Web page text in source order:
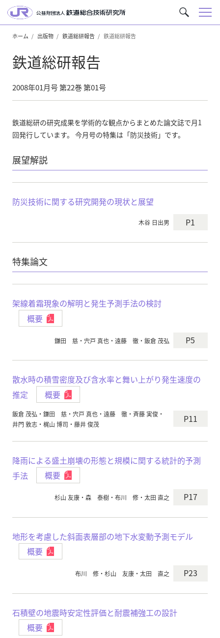
サ
イ
メ
ホーム 出版物 鉄道総研報告 鉄道総研報告
鉄道総研報告
2008年01月号 第22巻 第01号
鉄道総研の研究成果を学術的な観点からまとめた論文誌で月1
回発行しています。 今月号の特集は「防災技術」です。
展望解説
防災技術に関する研究開発の現状と展望
木谷 日出男 P1
特集論文
架線着霜現象の解明と発生予測手法の検討
概要
鎌田 慈・宍戸 真也・遠藤 徹・飯倉 茂弘 P5
散水時の積雪密度及び含水率と舞い上がり発生速度の
推定
概要
飯倉 茂弘・鎌田 慈・宍戸 真也・遠藤 徹・斉藤 実俊・
井門 敦志・梶山 博司・藤井 俊茂
P11
降雨による盛土崩壊の形態と規模に関する統計的予測
手法
概要
杉山 友康・森 泰樹・布川 修・太田 直之 P17
地形を考慮した斜面表層部の地下水変動予測モデル
概要
布川 修・杉山 友康・太田 直之 P23
石積壁の地震時安定性評価と耐震補強工の設計
概要